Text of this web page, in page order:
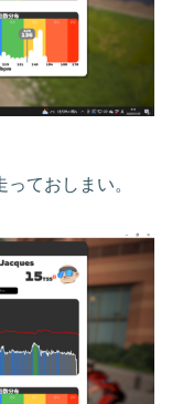
ておしまい。